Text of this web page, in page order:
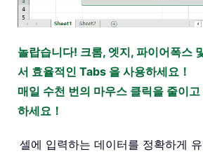
놀랍습니다! 크롬, 엣지, 파이어폭스
서 효율적인 Tabs 을 사용하세요！
매일 수천 번의 마우스 클릭을 줄이
하세요！
셀에 입력하는 데이터를 정확하게